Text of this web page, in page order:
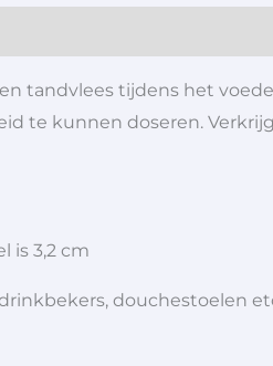
tandvlees tijdens het
te kunnen doseren.
is 3,2 cm
douchestoelen